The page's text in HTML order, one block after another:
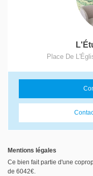
Place De
Mentions légales
Ce bien fait partie d'une
de 6042€.